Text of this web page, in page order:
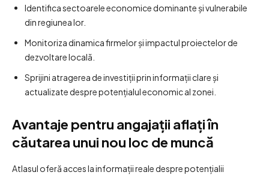
Identifica sectoarele economice dominante și vulnerabile
din regiunea lor.
Monitoriza dinamica firmelor și impactul proiectelor de
dezvoltare locală.
Sprijini atragerea de investiții prin informații clare și
actualizate despre potențialul economic al zonei.
Avantaje pentru angajații aflați în
căutarea unui nou loc de muncă
Atlasul oferă acces la informații reale despre potențialii